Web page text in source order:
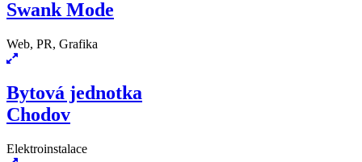
Swank Mode
Web, PR, Grafika
Bytová jednotka
Chodov
Elektroinstalace